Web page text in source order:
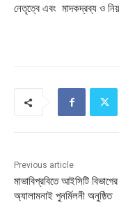
নেতৃত্বে এবং মাদকদ্রব্য ও
Previous article
মাভাবিপ্রবিতে আইসিটি বিভাগের
অ্যালামনাই পুনর্মিলনী অনুষ্ঠিত